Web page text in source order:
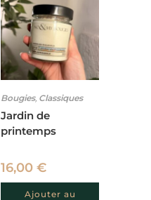
Bougies, Classiques
Jardin de
printemps
16,00 €
Ajouter au